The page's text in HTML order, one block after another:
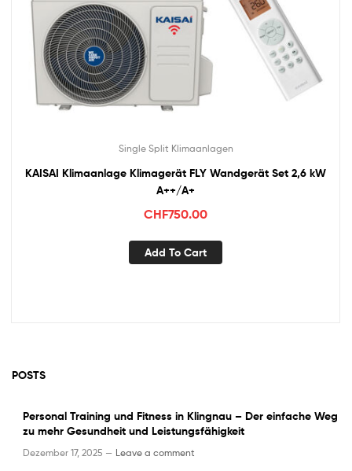
Single Split Klimaanlagen
KAISAI Klimaanlage Klimagerät FLY Wandgerät Set 2,6 kW
A++/A+
CHF750.00
Add To Cart
POSTS
Personal Training und Fitness in Klingnau – Der einfache Weg
zu mehr Gesundheit und Leistungsfähigkeit
Dezember 17, 2025 — Leave a comment